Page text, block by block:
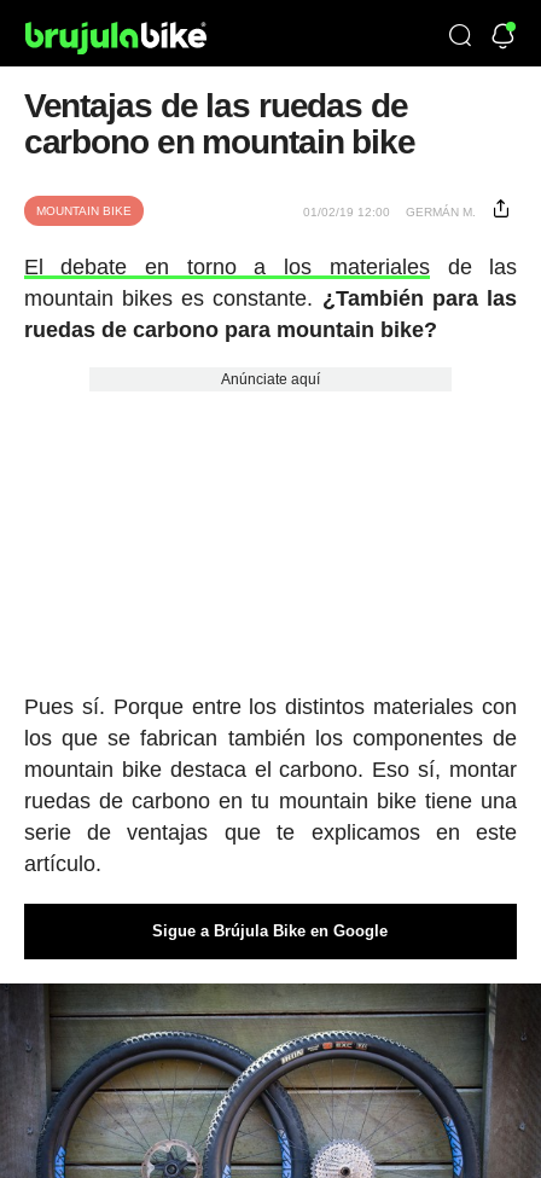
Ventajas de las ruedas de
carbono en mountain bike
MOUNTAIN BIKE 01/02/19 12:00 GERMÁN M.
El debate en torno a los materialesde las
mountain bikes es constante. ¿También para las
ruedas de carbono para mountain bike?
Anúnciate aquí
Pues sí. Porque entre los distintos materiales con
los que se fabrican también los componentes de
mountain bike destaca el carbono. Eso sí, montar
ruedas de carbono en tu mountain bike tiene una
serie de ventajas que te explicamos en este
artículo.
Sigue a Brújula Bike en Google